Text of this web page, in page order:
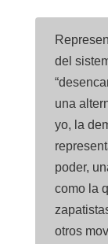
del
una
yo, la
poder,
como la
otros